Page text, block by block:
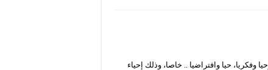
حيا وافتراضيا .. خاصا، وذلك إحياء